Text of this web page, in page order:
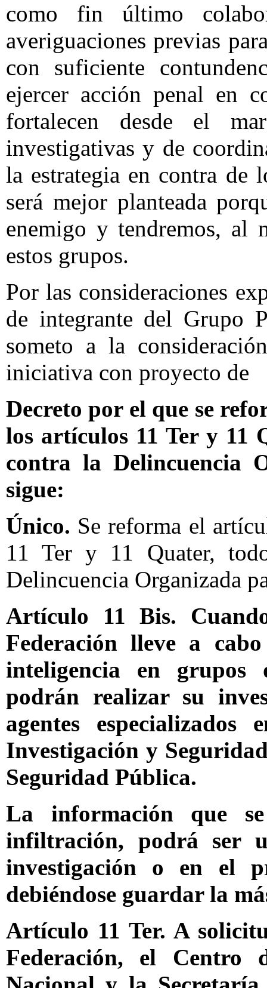
como fin último
averiguaciones previas
con suficiente
ejercer acción penal en
fortalecen desde el
investigativas y de
la estrategia en contra de
será mejor planteada
enemigo y tendremos, al
estos grupos.
Por las consideraciones
de integrante del Grupo
someto a la
iniciativa con proyecto de
Decreto por el que se
los artículos 11 Ter y 11
contra la Delincuencia
sigue:
Único. Se reforma el
11 Ter y 11 Quater,
Delincuencia Organizada
Artículo 11 Bis.
Federación lleve a
inteligencia en grupos
podrán realizar su
agentes
Investigación y
Seguridad Pública.
La información que
infiltración, podrá ser
investigación o en el
debiéndose guardar la
Artículo 11 Ter. A
Federación, el Centro